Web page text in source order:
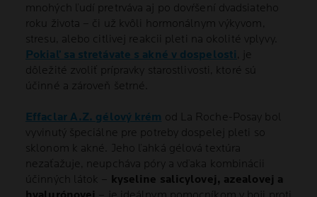
mnohých ľudí pretrváva aj po dovŕšení dvadsiateho
roku života – či už kvôli hormonálnym výkyvom,
stresu, alebo citlivej reakcii pleti na okolité vplyvy.
Pokiaľ sa stretávate s akné v dospelosti
, je
dôležité zvoliť prípravky starostlivosti, ktoré sú
účinné a zároveň šetrné.
Effaclar A.Z. gélový krém od La Roche-Posay bol
vyvinutý špeciálne pre potreby dospelej pleti so
sklonom k akné. Jeho ľahká gélová textúra
nezaťažuje, neupcháva póry a vďaka kombinácii
účinných látok – kyseline salicylovej, azealovej a